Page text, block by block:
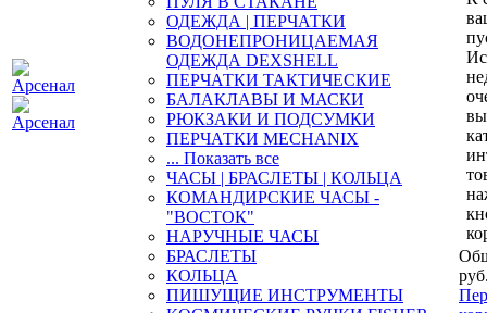
ОДЕЖДА | ПЕРЧАТКИ
ВОДОНЕПРОНИЦАЕМАЯ
ОДЕЖДА DEXSHELL
ПЕРЧАТКИ ТАКТИЧЕСКИЕ
БАЛАКЛАВЫ И МАСКИ
РЮКЗАКИ И ПОДСУМКИ
ПЕРЧАТКИ MECHANIX
... Показать все
ЧАСЫ | БРАСЛЕТЫ | КОЛЬЦА
КОМАНДИРСКИЕ ЧАСЫ -
"ВОСТОК"
НАРУЧНЫЕ ЧАСЫ
БРАСЛЕТЫ
КОЛЬЦА
ПИШУЩИЕ ИНСТРУМЕНТЫ